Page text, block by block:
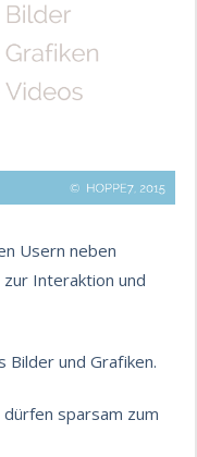
Usern neben
Interaktion und
Bilder und Grafiken.
sparsam zum